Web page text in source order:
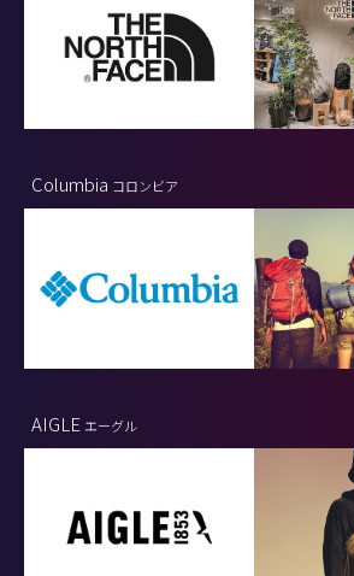
Columbia コロンビア
AIGLE エーグル